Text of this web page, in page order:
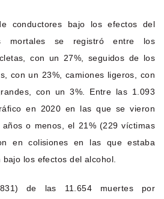
conductores bajo los efectos del
mortales se registró entre los
con un 27%, seguidos de los
con un 23%, camiones ligeros, con
con un 3%. Entre las 1.093
en 2020 en las que se vieron
o menos, el 21% (229 víctimas
en colisiones en las que estaba
los efectos del alcohol.
de las 11.654 muertes por